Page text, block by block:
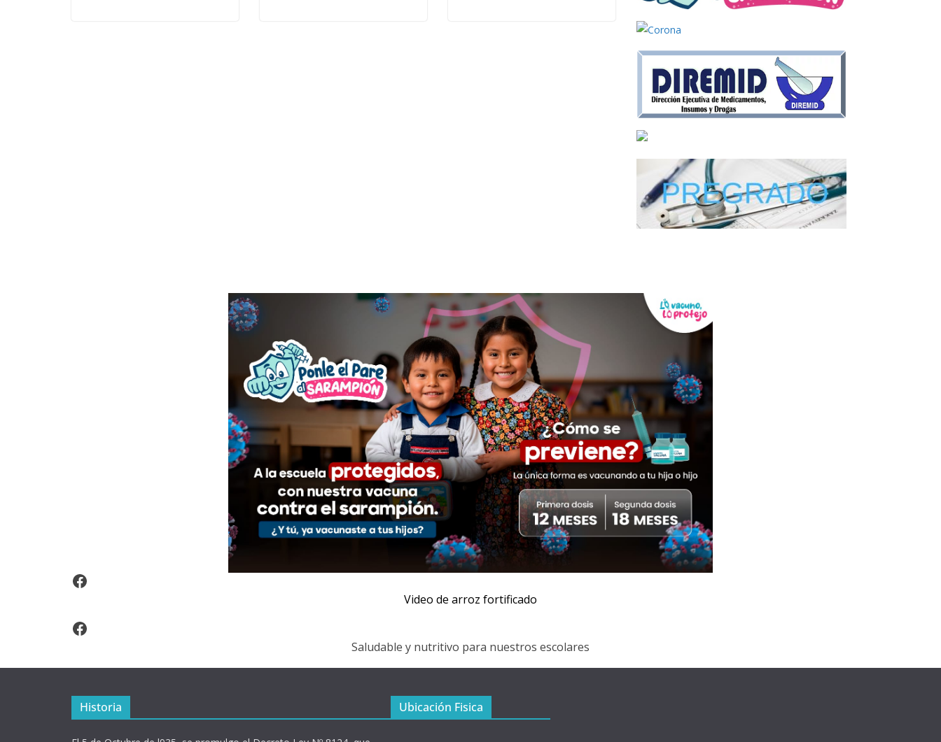
Video Arroz Fortificado
Video de arroz fortificado
Facebook
Saludable y nutritivo para nuestros escolares
Historia Ubicación Fisica